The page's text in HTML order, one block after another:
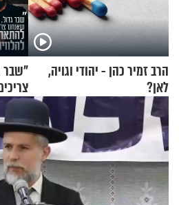
הרב זמיר כהן - יהודי וגויה,
לאן?
"שבר
וגד